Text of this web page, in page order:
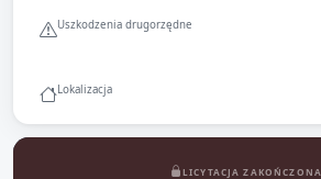
Uszkodzenia drugorzędne
Lokalizacja
LICYTACJA ZAKOŃCZONA